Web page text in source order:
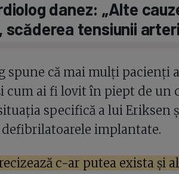
danez: „Alte
tensiunii
spune că mai mulți pacienți
cum ai fi lovit în piept de un
specifică a lui Eriksen
implantate.
c-ar putea exista și